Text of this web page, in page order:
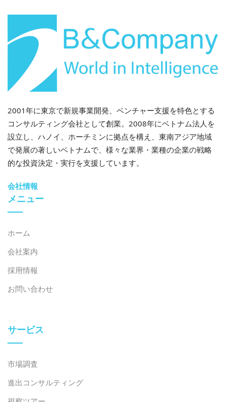
2001年に東京で新規事業開発、ベンチャー支援を特色とする
コンサルティング会社として創業。2008年にベトナム法人を
設立し、ハノイ、ホーチミンに拠点を構え、東南アジア地域
で発展の著しいベトナムで、様々な業界・業種の企業の戦略
的な投資決定・実行を支援しています。
会社情報
メニュー
ホーム
会社案内
採用情報
お問い合わせ
サービス
市場調査
進出コンサルティング